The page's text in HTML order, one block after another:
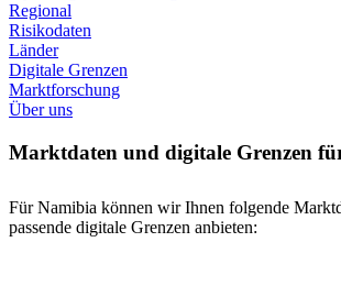
Regional
Risikodaten
Länder
Digitale Grenzen
Marktforschung
Über uns
Marktdaten und digitale Grenzen
Für Namibia können wir Ihnen folgende
passende digitale Grenzen anbieten: